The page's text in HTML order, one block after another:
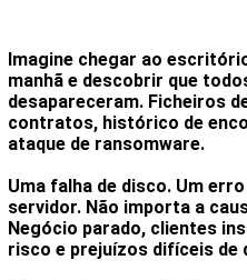
Imagine chegar ao
manhã e descobrir que
desapareceram. Ficheiros
contratos, histórico de
ataque de ransomware.
Uma falha de disco. Um
servidor. Não importa a
Negócio parado, clientes
risco e prejuízos difíceis de